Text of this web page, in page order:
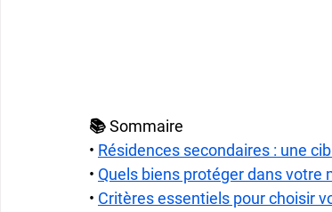
📚 Sommaire
• Résidences secondaires : une
• Quels biens protéger dans votre
• Critères essentiels pour choisir